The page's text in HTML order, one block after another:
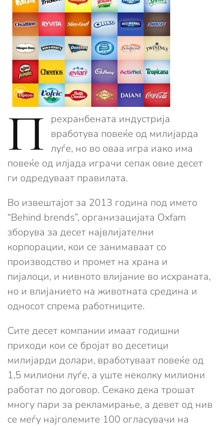
П рехранбената индустрија
вработува повеќе од милијарда
луѓе, но во оваа игра иако има
повеќе од илјада играчи сепак овие десет
ги одредуваат правилата.
Во извештајот за 2013 година под името
“Behind brends”, организацијата Oxfam
зборува за десет највлијателни
корпорации, кои се занимаваат со
производство и промет на храна и
пијалоци, и нивното влијание во исхраната,
но и влијанието на животната средина и
односот спрема работниците.
Сите десет компании имаат годишни
приходи кои се бројат во десетици
милијарди долари, вработуваат повеќе од
1,5 милиони луѓе, а уште неколку милиони
работат по договор. Секако дека трошат
многу пари за рекламирање, а девет од нив
се меѓу најголемите 100 огласувачи на